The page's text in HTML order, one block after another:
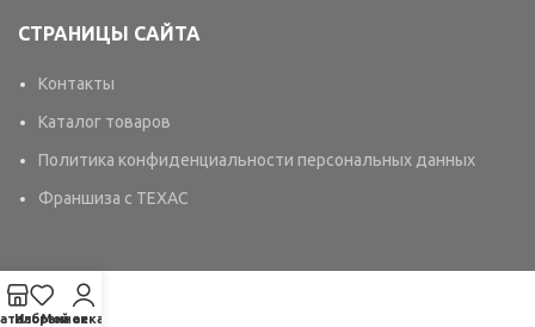
СТРАНИЦЫ САЙТА
Контакты
Каталог товаров
Политика конфиденциальности персональных данных
Франшиза с TEXAC
Избранное
Мой аккаунт